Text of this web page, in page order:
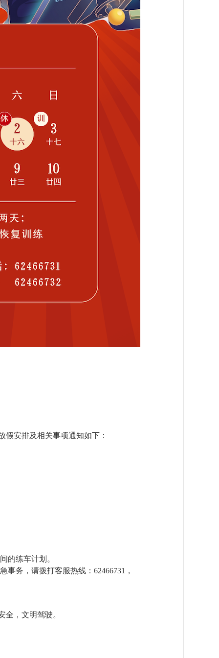
假安排及相关事项通知如下：
的练车计划。
务，请拨打客服热线：62466731，
，文明驾驶。